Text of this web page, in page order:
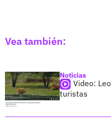
Vea también:
Noticias
Video:
turistas